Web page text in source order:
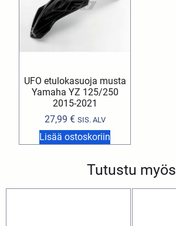
UFO etulokasuoja musta
Yamaha YZ 125/250
2015-2021
27,99 € SIS. ALV
Lisää ostoskoriin
Tutustu myös